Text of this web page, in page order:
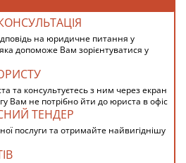
на юридичне питання у
допоможе Вам зорієнтуватися у
та консультуєтесь з ним через екран
Вам не потрібно йти до юриста в офіс
ТЕНДЕР
послуги та отримайте найвигіднішу